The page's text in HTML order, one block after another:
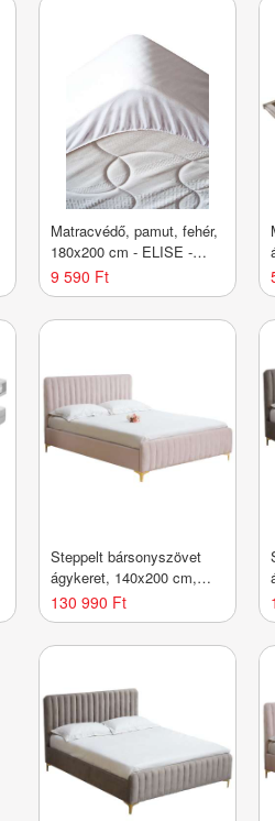
Matracvédő, pamut, fehér,
180x200 cm - ELISE -
Butopêa
9 590 Ft
Steppelt bársonyszövet
ágykeret, 140x200 cm,
pasztell rózsaszín -
PALACE - Butopêa
130 990 Ft